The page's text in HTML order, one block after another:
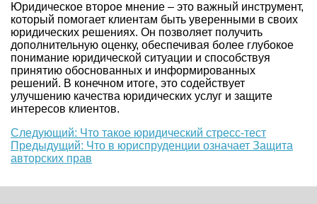
Юридическое второе мнение – это важный инструмент,
который помогает клиентам быть уверенными в своих
юридических решениях. Он позволяет получить
дополнительную оценку, обеспечивая более глубокое
понимание юридической ситуации и способствуя
принятию обоснованных и информированных
решений. В конечном итоге, это содействует
улучшению качества юридических услуг и защите
интересов клиентов.
Еще
почитать
Следующий: Что такое юридический стресс-тест
Предыдущий: Что в юриспруденции означает Защита
авторских прав